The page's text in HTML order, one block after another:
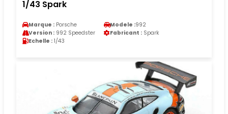
1/43 Spark
Marque : Porsche Modele :992
Version : 992 Speedster Fabricant : Spark
Echelle : 1/43